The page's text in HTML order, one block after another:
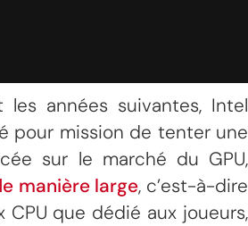
années suivantes, Intel
pour mission de tenter une
sur le marché du GPU,
manière large, c’est-à-dire
CPU que dédié aux joueurs,